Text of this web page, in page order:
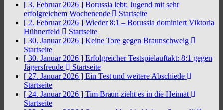
[ 3. Februar 2026 ] Borussia lebt: Jugend mit sehr
erfolgreichem Wochenende
Startseite
[ 2. Februar 2026 ] Wieder 8:1 – Borussia dominiert Viktoria
Hühnerfeld
Startseite
[ 30. Januar 2026 ] Keine Tore gegen Braunschweig
Startseite
[ 30. Januar 2026 ] Erfolgreicher Testspielauftakt: 8:1 gegen
Jägersfreude
Startseite
[ 27. Januar 2026 ] Ein Test und weitere Abschiede
Startseite
[ 24. Januar 2026 ] Tim Braun zieht es in die Heimat
Startseite